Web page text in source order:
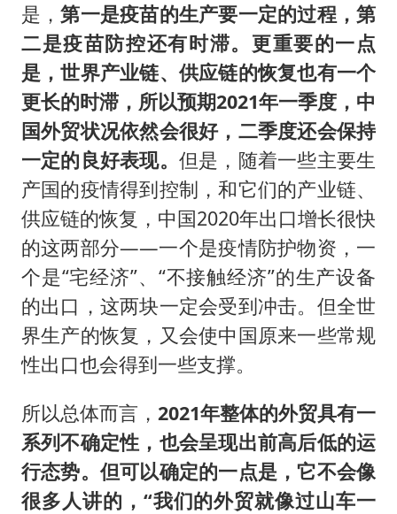
是，第一是疫苗的生产要一定的过程，第
二是疫苗防控还有时滞。更重要的一点
是，世界产业链、供应链的恢复也有一个
更长的时滞，所以预期2021年一季度，中
国外贸状况依然会很好，二季度还会保持
一定的良好表现。 但是，随着一些主要生
产国的疫情得到控制，和它们的产业链、
供应链的恢复，中国2020年出口增长很快
的这两部分——一个是疫情防护物资，一
个是“宅经济”、“不接触经济”的生产设备
的出口，这两块一定会受到冲击。但全世
界生产的恢复，又会使中国原来一些常规
性出口也会得到一些支撑。
所以总体而言， 2021年整体的外贸具有一
系列不确定性，也会呈现出前高后低的运
行态势。但可以确定的一点是，它不会像
很多人讲的，“我们的外贸就像过山车一